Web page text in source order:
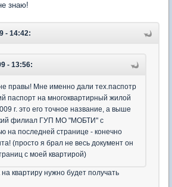
знаю!
- 14:42:
- 13:56:
правы! Мне именно дали тех.паспотр
паспорт на многоквартирный жилой
г. это его точное название, а выше
филиал ГУП МО "МОБТИ" с
на последней странице - конечно
(просто я брал не весь документ он
с моей квартирой)
квартиру нужно будет получать